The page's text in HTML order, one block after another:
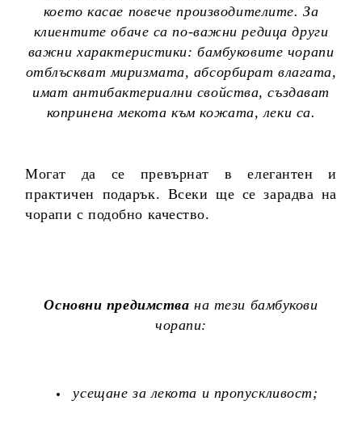
което касае повече производителите. За
клиентите обаче са по-важни редица други
важни характеристики: бамбуковите чорапи
отблъскват миризмата, абсорбират влагата,
имат антибактериални свойства, създават
копринена мекота към кожата, леки са.
Могат да се превърнат в елегантен и
практичен подарък. Всеки ще се зарадва на
чорапи с подобно качество.
Основни предимства на тези бамбукови
чорапи:
усещане за лекота и пропускливост;